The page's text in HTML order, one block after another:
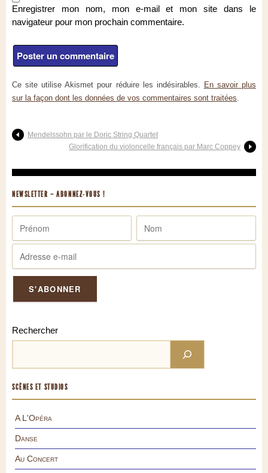
Enregistrer mon nom, mon e-mail et mon site dans le
navigateur pour mon prochain commentaire.
Ce site utilise Akismet pour réduire les indésirables. En savoir plus
sur la façon dont les données de vos commentaires sont traitées
Mendelssohn par le Doric String Quartet
Glorification du violoncelle français par Marc Coppey
NEWSLETTER – ABONNEZ-VOUS !
Rechercher
SCÈNES ET STUDIOS
A L'Opéra
Danse
Au Concert